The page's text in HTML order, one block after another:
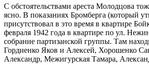
С обстоятельствами ареста Молодцова
ясно. В показаниях Бромберга (который
присутствовал в это время в квартире
февраля 1942 года в квартире по ул.
собрание партизанской группы. Там
Гордиенко Яков и Алексей, Хорошенко
Александр, Межигурская Тамара,